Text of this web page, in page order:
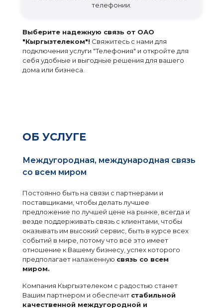
телефонии.
Выберите надежную связь от ОАО
"Кыргызтелеком"! Свяжитесь с нами для
подключения услуги "Телефония" и откройте для
себя удобные и выгодные решения для вашего
дома или бизнеса.
ОБ УСЛУГЕ
Междугородная, международная связь
со всем миром
Постоянно быть на связи с партнерами и
поставщиками, чтобы делать лучшее
предложение по лучшей цене на рынке, всегда и
везде поддерживать связь с клиентами, чтобы
оказывать им высокий сервис, быть в курсе всех
событий в мире, потому что всё это имеет
отношение к Вашему бизнесу, успех которого
предполагает налаженную связь со всем
миром.
Компания Кыргызтелеком с радостью станет
Вашим партнером и обеспечит стабильной
качественной междугородной и